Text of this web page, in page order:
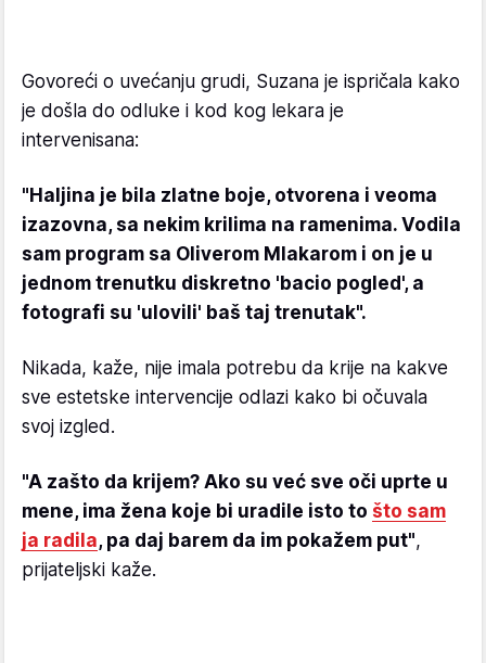
Govoreći o uvećanju grudi, Suzana je ispričala kako
je došla do odluke i kod kog lekara je
intervenisana:
"Haljina je bila zlatne boje, otvorena i veoma
izazovna, sa nekim krilima na ramenima. Vodila
sam program sa Oliverom Mlakarom i on je u
jednom trenutku diskretno 'bacio pogled', a
fotografi su 'ulovili' baš taj trenutak".
Nikada, kaže, nije imala potrebu da krije na kakve
sve estetske intervencije odlazi kako bi očuvala
svoj izgled.
"A zašto da krijem? Ako su već sve oči uprte u
mene, ima žena koje bi uradile isto to što sam
ja radila, pa daj barem da im pokažem put",
prijateljski kaže.